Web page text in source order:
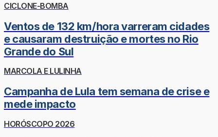
CICLONE-BOMBA
Ventos de 132 km/hora varreram cidades
e causaram destruição e mortes no Rio
Grande do Sul
MARCOLA E LULINHA
Campanha de Lula tem semana de crise e
mede impacto
HORÓSCOPO 2026